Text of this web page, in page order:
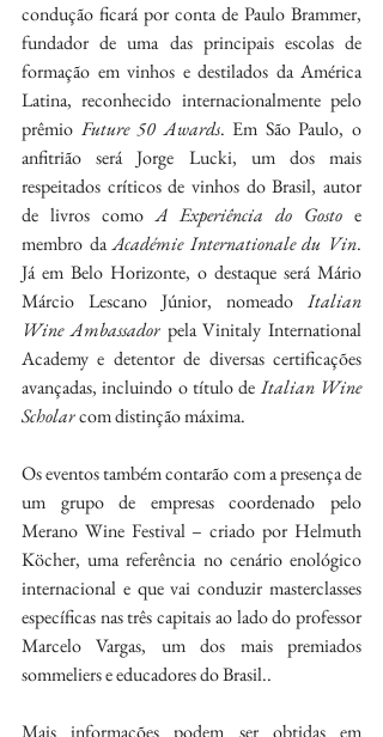
condução ficará por conta de Paulo Brammer,
fundador de uma das principais escolas de
formação em vinhos e destilados da América
Latina, reconhecido internacionalmente pelo
prêmio Future 50 Awards. Em São Paulo, o
anfitrião será Jorge Lucki, um dos mais
respeitados críticos de vinhos do Brasil, autor
de livros como A Experiência do Gosto e
membro da Académie Internationale du Vin.
Já em Belo Horizonte, o destaque será Mário
Márcio Lescano Júnior, nomeado Italian
Wine Ambassador pela Vinitaly International
Academy e detentor de diversas certificações
avançadas, incluindo o título de Italian Wine
Scholar com distinção máxima.
Os eventos também contarão com a presença de
um grupo de empresas coordenado pelo
Merano Wine Festival – criado por Helmuth
Köcher, uma referência no cenário enológico
internacional e que vai conduzir masterclasses
específicas nas três capitais ao lado do professor
Marcelo Vargas, um dos mais premiados
sommeliers e educadores do Brasil..